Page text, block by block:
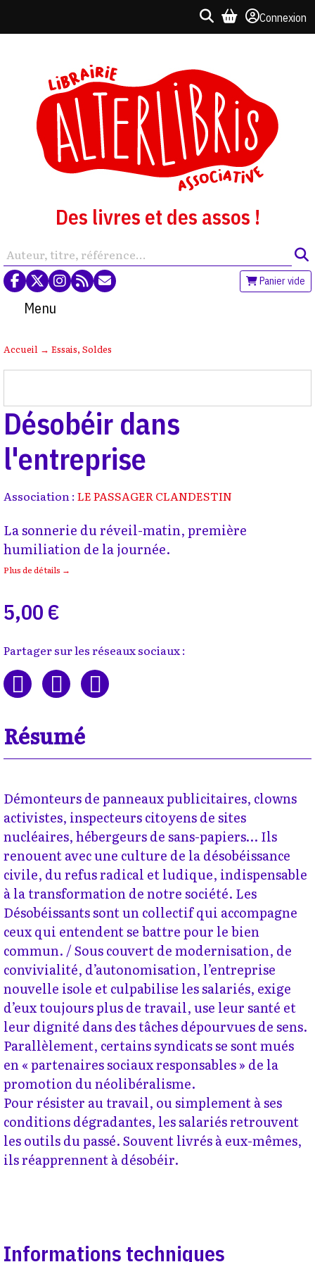
Connexion
Des livres et des assos !
Panier vide
Menu
Accueil → Essais, Soldes
Désobéir dans
l'entreprise
Association : LE PASSAGER CLANDESTIN
La sonnerie du réveil-matin, première
humiliation de la journée.
Plus de détails →
5,00 €
Partager sur les réseaux sociaux :
Résumé
Démonteurs de panneaux publicitaires, clowns
activistes, inspecteurs citoyens de sites
nucléaires, hébergeurs de sans-papiers… Ils
renouent avec une culture de la désobéissance
civile, du refus radical et ludique, indispensable
à la transformation de notre société. Les
Désobéissants sont un collectif qui accompagne
ceux qui entendent se battre pour le bien
commun. / Sous couvert de modernisation, de
convivialité, d’autonomisation, l’entreprise
nouvelle isole et culpabilise les salariés, exige
d’eux toujours plus de travail, use leur santé et
leur dignité dans des tâches dépourvues de sens.
Parallèlement, certains syndicats se sont mués
en « partenaires sociaux responsables » de la
promotion du néolibéralisme.
Pour résister au travail, ou simplement à ses
conditions dégradantes, les salariés retrouvent
les outils du passé. Souvent livrés à eux-mêmes,
ils réapprennent à désobéir.
Informations techniques